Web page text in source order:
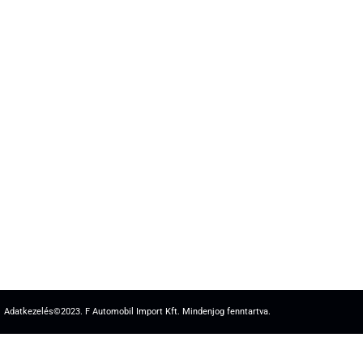
Adatkezelés©2023. F Automobil Import Kft. Mindenjog fenntartva.